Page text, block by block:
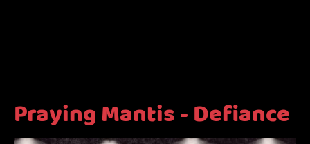
Praying Mantis - Defiance